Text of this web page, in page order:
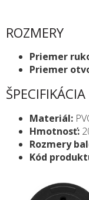
ROZMERY
Priemer
Priemer
ŠPECIFIKÁCIA
Materiál:
Hmotnosť:
Rozmery
Kód